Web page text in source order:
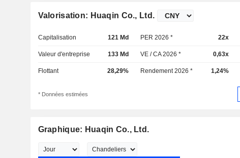
Valorisation: Huaqin Co., Ltd.
Capitalisation 121 Md PER 2026 * 22x
Valeur d'entreprise 133 Md VE / CA 2026 * 0,63x
Flottant 28,29% Rendement 2026 * 1,24%
* Données estimées
Graphique: Huaqin Co., Ltd.